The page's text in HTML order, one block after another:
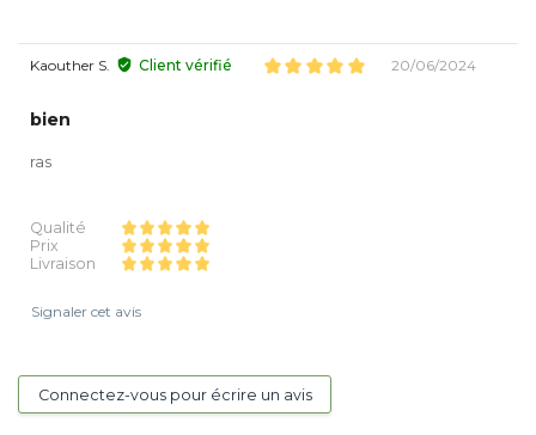
Kaouther S. Client vérifié 20/06/2024
bien
ras
Qualité
Prix
Livraison
Signaler cet avis
Connectez-vous pour écrire un avis